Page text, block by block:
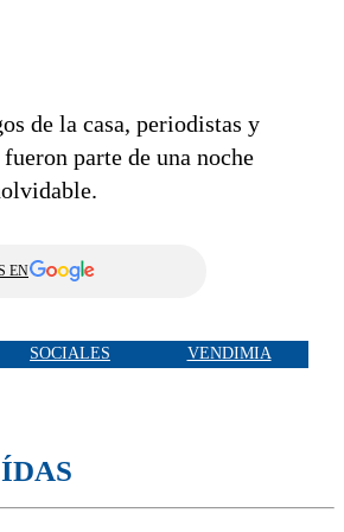
de la casa, periodistas y
parte de una noche
EN
SOCIALES VENDIMIA